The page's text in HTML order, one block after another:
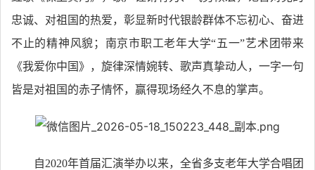
忠诚、对祖国的热爱，彰显新时代银龄群体不忘初心、奋进
不止的精神风貌；南京市职工老年大学“五一”艺术团带来
《我爱你中国》，旋律深情婉转、歌声真挚动人，一字一句
皆是对祖国的赤子情怀，赢得现场经久不息的掌声。
自2020年首届汇演举办以来，全省多支老年大学合唱团